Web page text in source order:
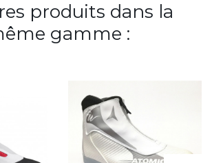
produits dans la
gamme :